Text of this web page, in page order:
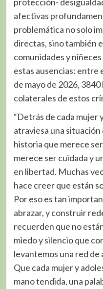
protección-
afectivas
problemática no solo
directas, sino también
comunidades y
estas ausencias: entre
de mayo de 2026,
colaterales de estos
“Detrás de cada mujer
atraviesa una situación
historia que merece
merece ser cuidada y
en libertad. Muchas
hace creer que están
Por eso es tan
abrazar, y construir
recuerden que no
miedo y silencio que
levantemos una red de
Que cada mujer y
mano tendida, una